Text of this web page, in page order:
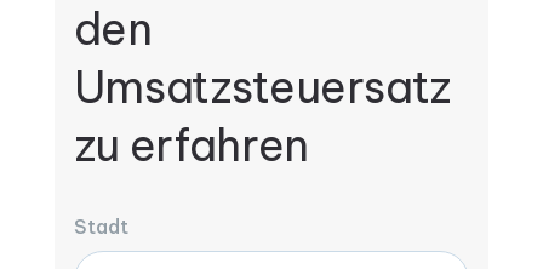
den
Umsatzsteuersatz
zu erfahren
Stadt